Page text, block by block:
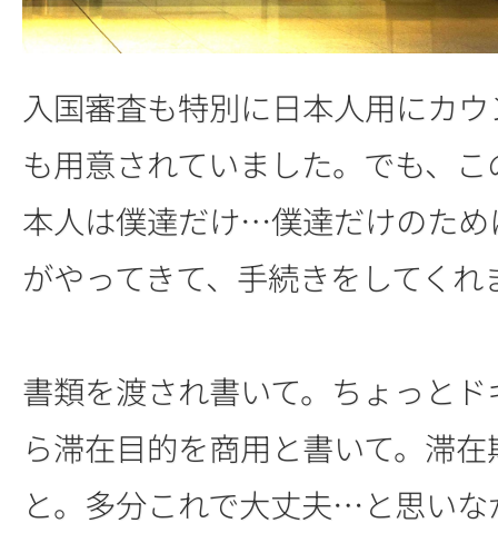
入国審査も特別に日本人用にカ
も用意されていました。でも、
本人は僕達だけ…僕達だけのた
がやってきて、手続きをしてくれ
書類を渡され書いて。ちょっと
ら滞在目的を商用と書いて。滞
と。多分これで大丈夫…と思い